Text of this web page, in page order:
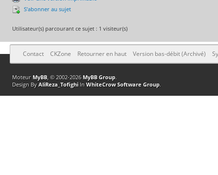
S’abonner au sujet
Utilisateur(s) parcourant ce sujet : 1 visiteur(s)
Contact CKZone Retourner en haut Version bas-débit (Archivé)
Moteur MyBB, © 2002-2026 MyBB Group.
Design By AliReza_TofighiIn WhiteCrow Software Group.